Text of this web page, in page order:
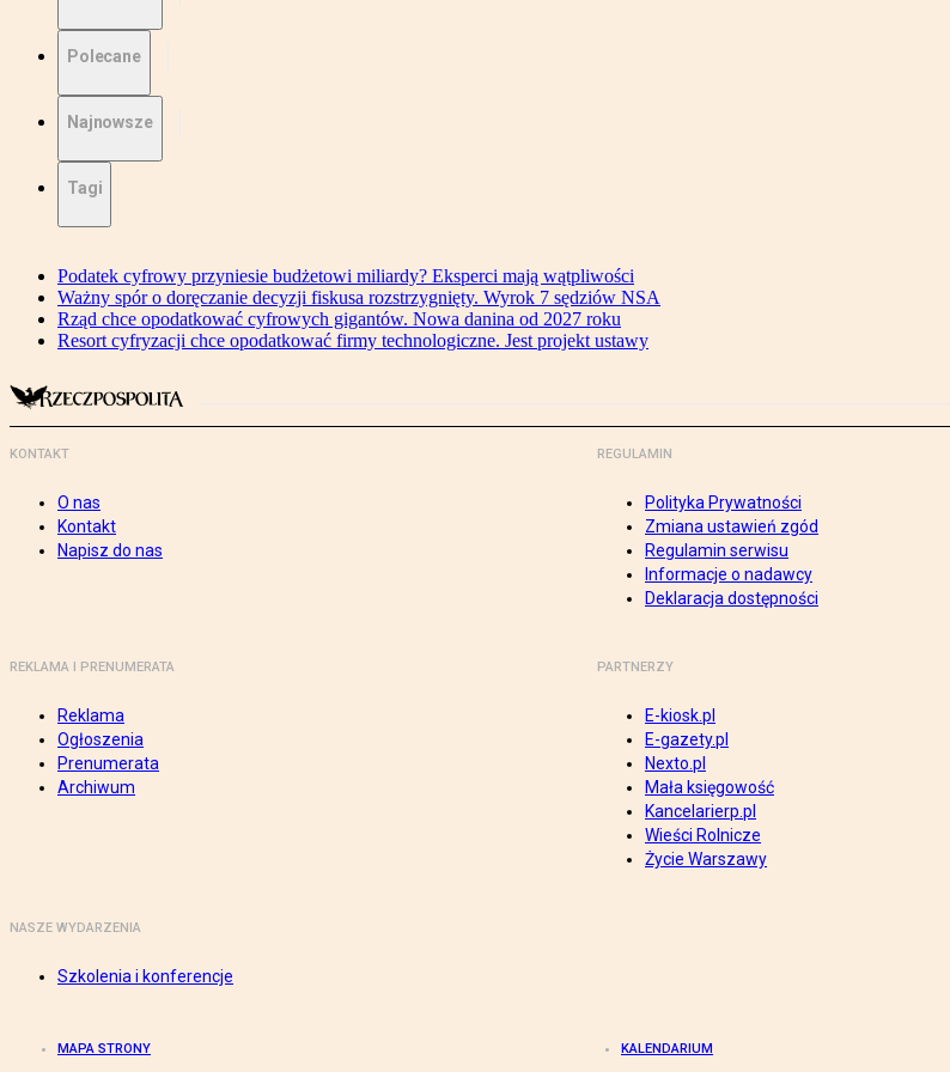
Polecane
Najnowsze
Tagi
Podatek cyfrowy przyniesie budżetowi miliardy? Eksperci mają wątpliwości
Ważny spór o doręczanie decyzji fiskusa rozstrzygnięty. Wyrok 7 sędziów NSA
Rząd chce opodatkować cyfrowych gigantów. Nowa danina od 2027 roku
Resort cyfryzacji chce opodatkować firmy technologiczne. Jest projekt ustawy
KONTAKT
O nas
Kontakt
Napisz do nas
REGULAMIN
Polityka Prywatności
Zmiana ustawień zgód
Regulamin serwisu
Informacje o nadawcy
Deklaracja dostępności
REKLAMA I PRENUMERATA
Reklama
Ogłoszenia
Prenumerata
Archiwum
PARTNERZY
E-kiosk.pl
E-gazety.pl
Nexto.pl
Mała księgowość
Kancelarierp.pl
Wieści Rolnicze
Życie Warszawy
NASZE WYDARZENIA
Szkolenia i konferencje
MAPA STRONY KALENDARIUM